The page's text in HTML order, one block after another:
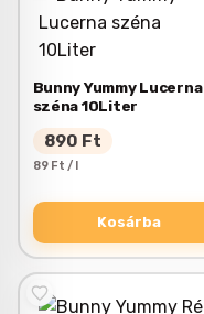
Bunny Yummy Lucerna
széna 10Liter
890 Ft
89 Ft / l
Kosárba